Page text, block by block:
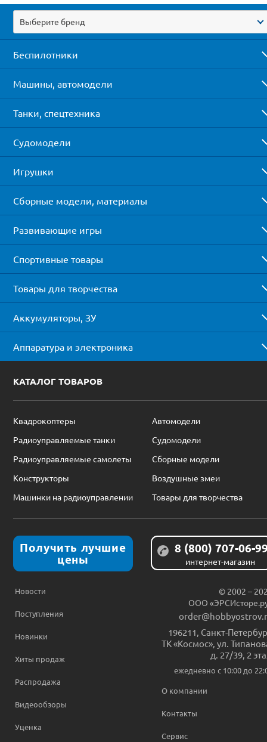
Выберите бренд
Беспилотники
Машины, автомодели
Танки, спецтехника
Судомодели
Игрушки
Сборные модели, материалы
Развивающие игры
Спортивные товары
Товары для творчества
Аккумуляторы, ЗУ
Аппаратура и электроника
КАТАЛОГ ТОВАРОВ
Квадрокоптеры
Автомодели
Радиоуправляемые танки
Судомодели
Радиоуправляемые самолеты
Сборные модели
Конструкторы
Воздушные змеи
Машинки на радиоуправлении
Товары для творчества
Получить лучшие
цены
8 (800) 707-06-
интернет-магазин
Новости
Поступления
Новинки
Хиты продаж
Распродажа
Видеообзоры
Уценка
© 2002 –
ООО
196211 Санкт-
ТК «Космос», ул.
д. 27/39, 2
ежедневно c 10:00 до
О компании
Контакты
Сервис